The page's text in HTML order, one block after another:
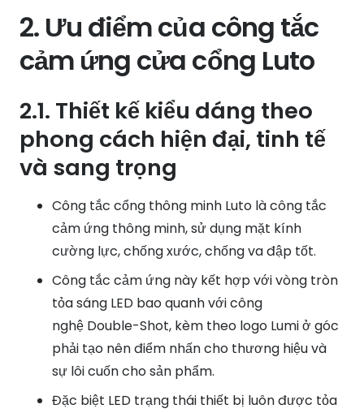
2. Ưu điểm của công tắc
cảm ứng cửa cổng Luto
2.1. Thiết kế kiểu dáng theo
phong cách hiện đại, tinh tế
và sang trọng
Công tắc cổng thông minh Luto là công tắc
cảm ứng thông minh, sử dụng mặt kính
cường lực, chống xước, chống va đập tốt.
Công tắc cảm ứng này kết hợp với vòng tròn
tỏa sáng LED bao quanh với công
nghệ Double-Shot, kèm theo logo Lumi ở góc
phải tạo nên điểm nhấn cho thương hiệu và
sự lôi cuốn cho sản phẩm.
Đặc biệt LED trạng thái thiết bị luôn được tỏa